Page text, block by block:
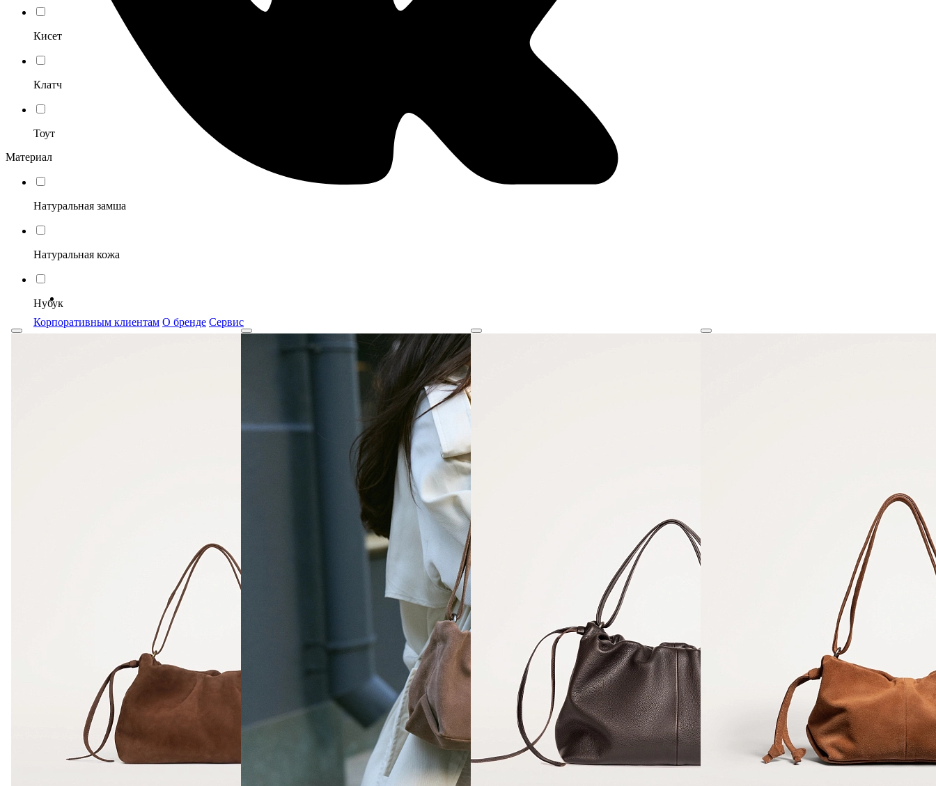
Корпоративным клиентам О бренде Сервис
Кисет
Клатч
Тоут
Материал
Натуральная замша
Натуральная кожа
Нубук